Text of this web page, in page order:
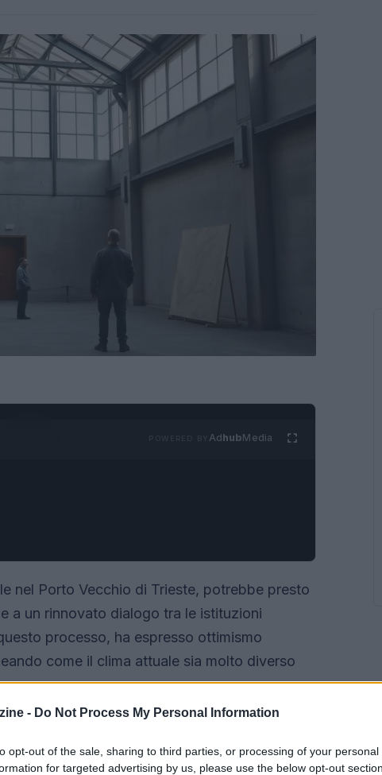
- Do Not Process My Personal Information
opt-out of the sale, sharing to third parties, or processing of your personal
for targeted advertising by us, please use the below opt-out
AdhubMedia
nel Porto Vecchio di Trieste, potrebbe presto
a un rinnovato dialogo tra le istituzioni
processo, ha espresso ottimismo
come il clima attuale sia molto diverso